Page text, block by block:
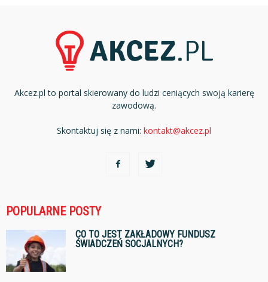
Akcez.pl to portal skierowany do ludzi ceniących swoją karierę
zawodową.
Skontaktuj się z nami: kontakt@akcez.pl
POPULARNE POSTY
CO TO JEST ZAKŁADOWY FUNDUSZ
ŚWIADCZEŃ SOCJALNYCH?